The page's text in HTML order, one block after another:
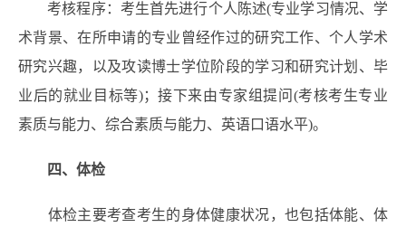
考核程序：考生首先进行个人陈述(专业学习情况、学
术背景、在所申请的专业曾经作过的研究工作、个人学术
研究兴趣，以及攻读博士学位阶段的学习和研究计划、毕
业后的就业目标等)；接下来由专家组提问(考核考生专业
素质与能力、综合素质与能力、英语口语水平)。
四、体检
体检主要考查考生的身体健康状况，也包括体能、体